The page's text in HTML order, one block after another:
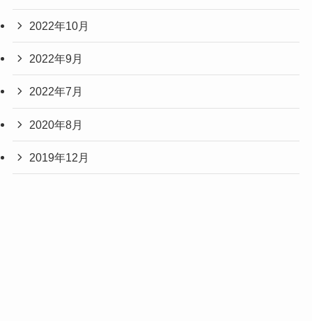
2022年10月
2022年9月
2022年7月
2020年8月
2019年12月